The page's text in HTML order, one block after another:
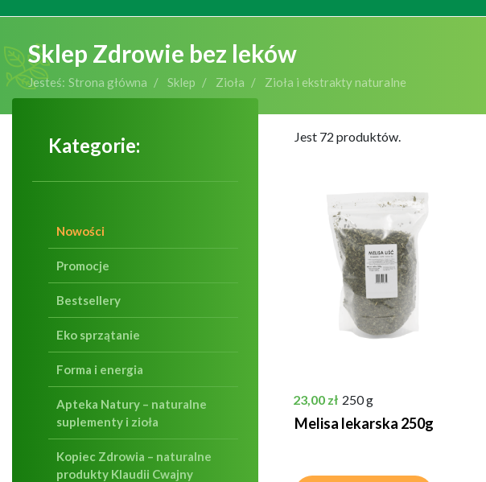
Sklep Zdrowie bez leków
Jesteś: Strona główna Sklep Zioła Zioła i ekstrakty naturalne
Kategorie:
Nowości
Promocje
Bestsellery
Eko sprzątanie
Forma i energia
Apteka Natury – naturalne
suplementy i zioła
Kopiec Zdrowia – naturalne
produkty Klaudii Cwajny
Jest 72 produktów.
Cena
23,00 zł 250 g
Melisa lekarska 250g